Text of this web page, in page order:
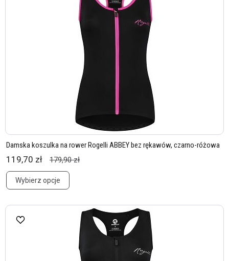
Damska koszulka na rower Rogelli ABBEY bez rękawów, czarno-różowa
119,70 zł 179,90 zł
Wybierz opcje